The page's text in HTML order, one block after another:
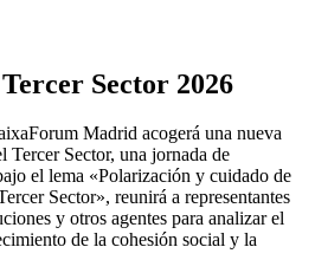
Sector 2026
Madrid acogerá una nueva
Sector, una jornada de
el lema «Polarización y cuidado de
Sector», reunirá a representantes
y otros agentes para analizar el
de la cohesión social y la